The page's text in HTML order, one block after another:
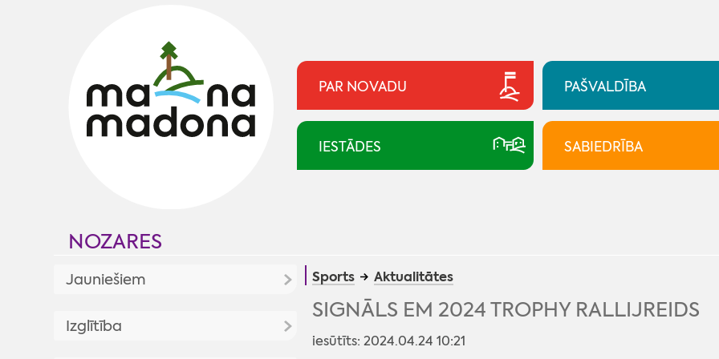
PAR NOVADU PAŠVALDĪBA
IESTĀDES SABIEDRĪBA
NOZARES
Jauniešiem
Jaunumi
Izglītība
Sports Aktualitātes
SIGNĀLS EM 2024 TROPHY RALLIJREIDS
iesūtīts: 2024.04.24 10:21